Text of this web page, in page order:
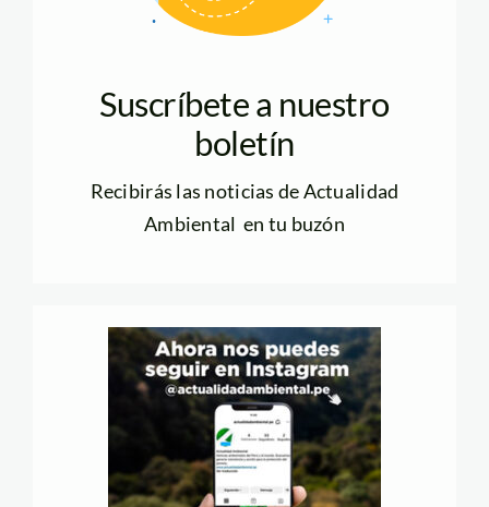
Suscríbete a nuestro
boletín
Recibirás las noticias de Actualidad
Ambiental en tu buzón